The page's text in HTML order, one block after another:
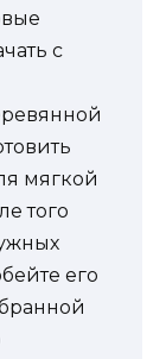
с
мягкой
того
его